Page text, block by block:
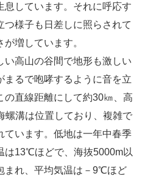
息しています。それに呼応す
つ様子も日差しに照らされて
増しています。
高山の谷間で地形も激しい
るで咆哮するように音を立
の直線距離にして約30㎞、高
螺溝は位置しており、複雑で
ています。低地は一年中春季
は13℃ほどで、海抜5000m以
まれ、平均気温は－9℃ほど